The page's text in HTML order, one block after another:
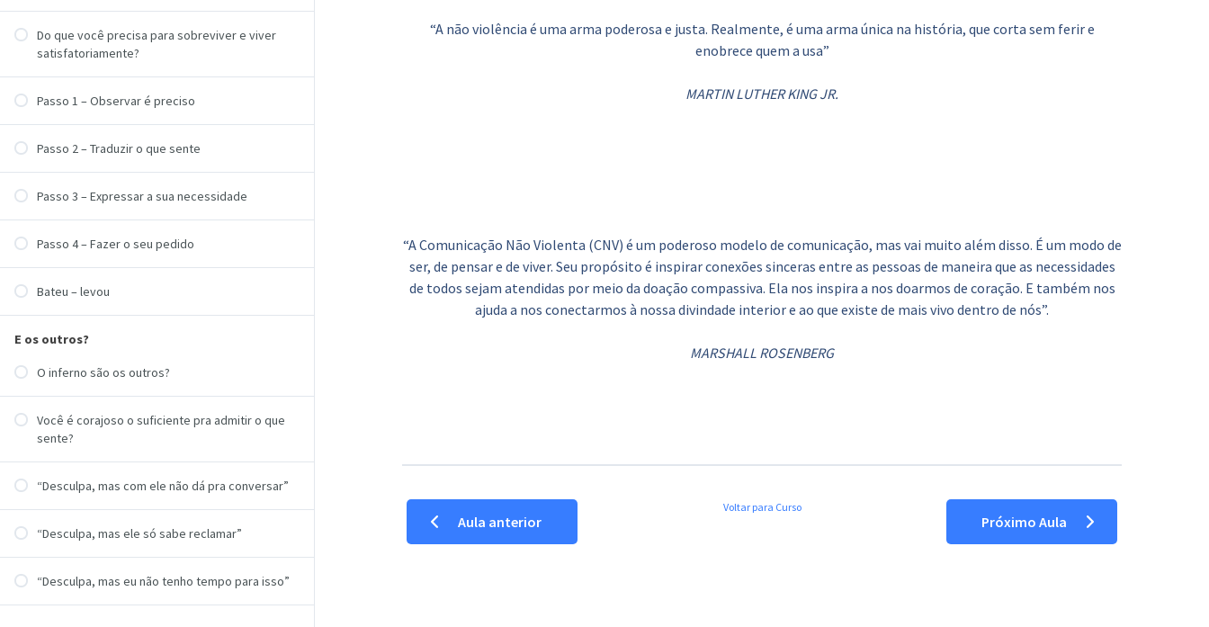
Do que você precisa para sobreviver e viver
satisfatoriamente?
Passo 1 – Observar é preciso
Passo 2 – Traduzir o que sente
Passo 3 – Expressar a sua necessidade
Passo 4 – Fazer o seu pedido
Bateu – levou
E os outros?
O inferno são os outros?
Você é corajoso o suficiente pra admitir o que
sente?
“Desculpa, mas com ele não dá pra conversar”
“Desculpa, mas ele só sabe reclamar”
“Desculpa, mas eu não tenho tempo para isso”
“A não violência é uma arma poderosa e justa. Realmente, é uma arma única na história, que corta sem ferir e
enobrece quem a usa”
MARTIN LUTHER KING JR.
“A Comunicação Não Violenta (CNV) é um poderoso modelo de comunicação, mas vai muito além disso. É um modo de
ser, de pensar e de viver. Seu propósito é inspirar conexões sinceras entre as pessoas de maneira que as necessidades
de todos sejam atendidas por meio da doação compassiva. Ela nos inspira a nos doarmos de coração. E também nos
ajuda a nos conectarmos à nossa divindade interior e ao que existe de mais vivo dentro de nós”.
MARSHALL ROSENBERG
Aula anterior
Voltar para Curso
Próximo Aula